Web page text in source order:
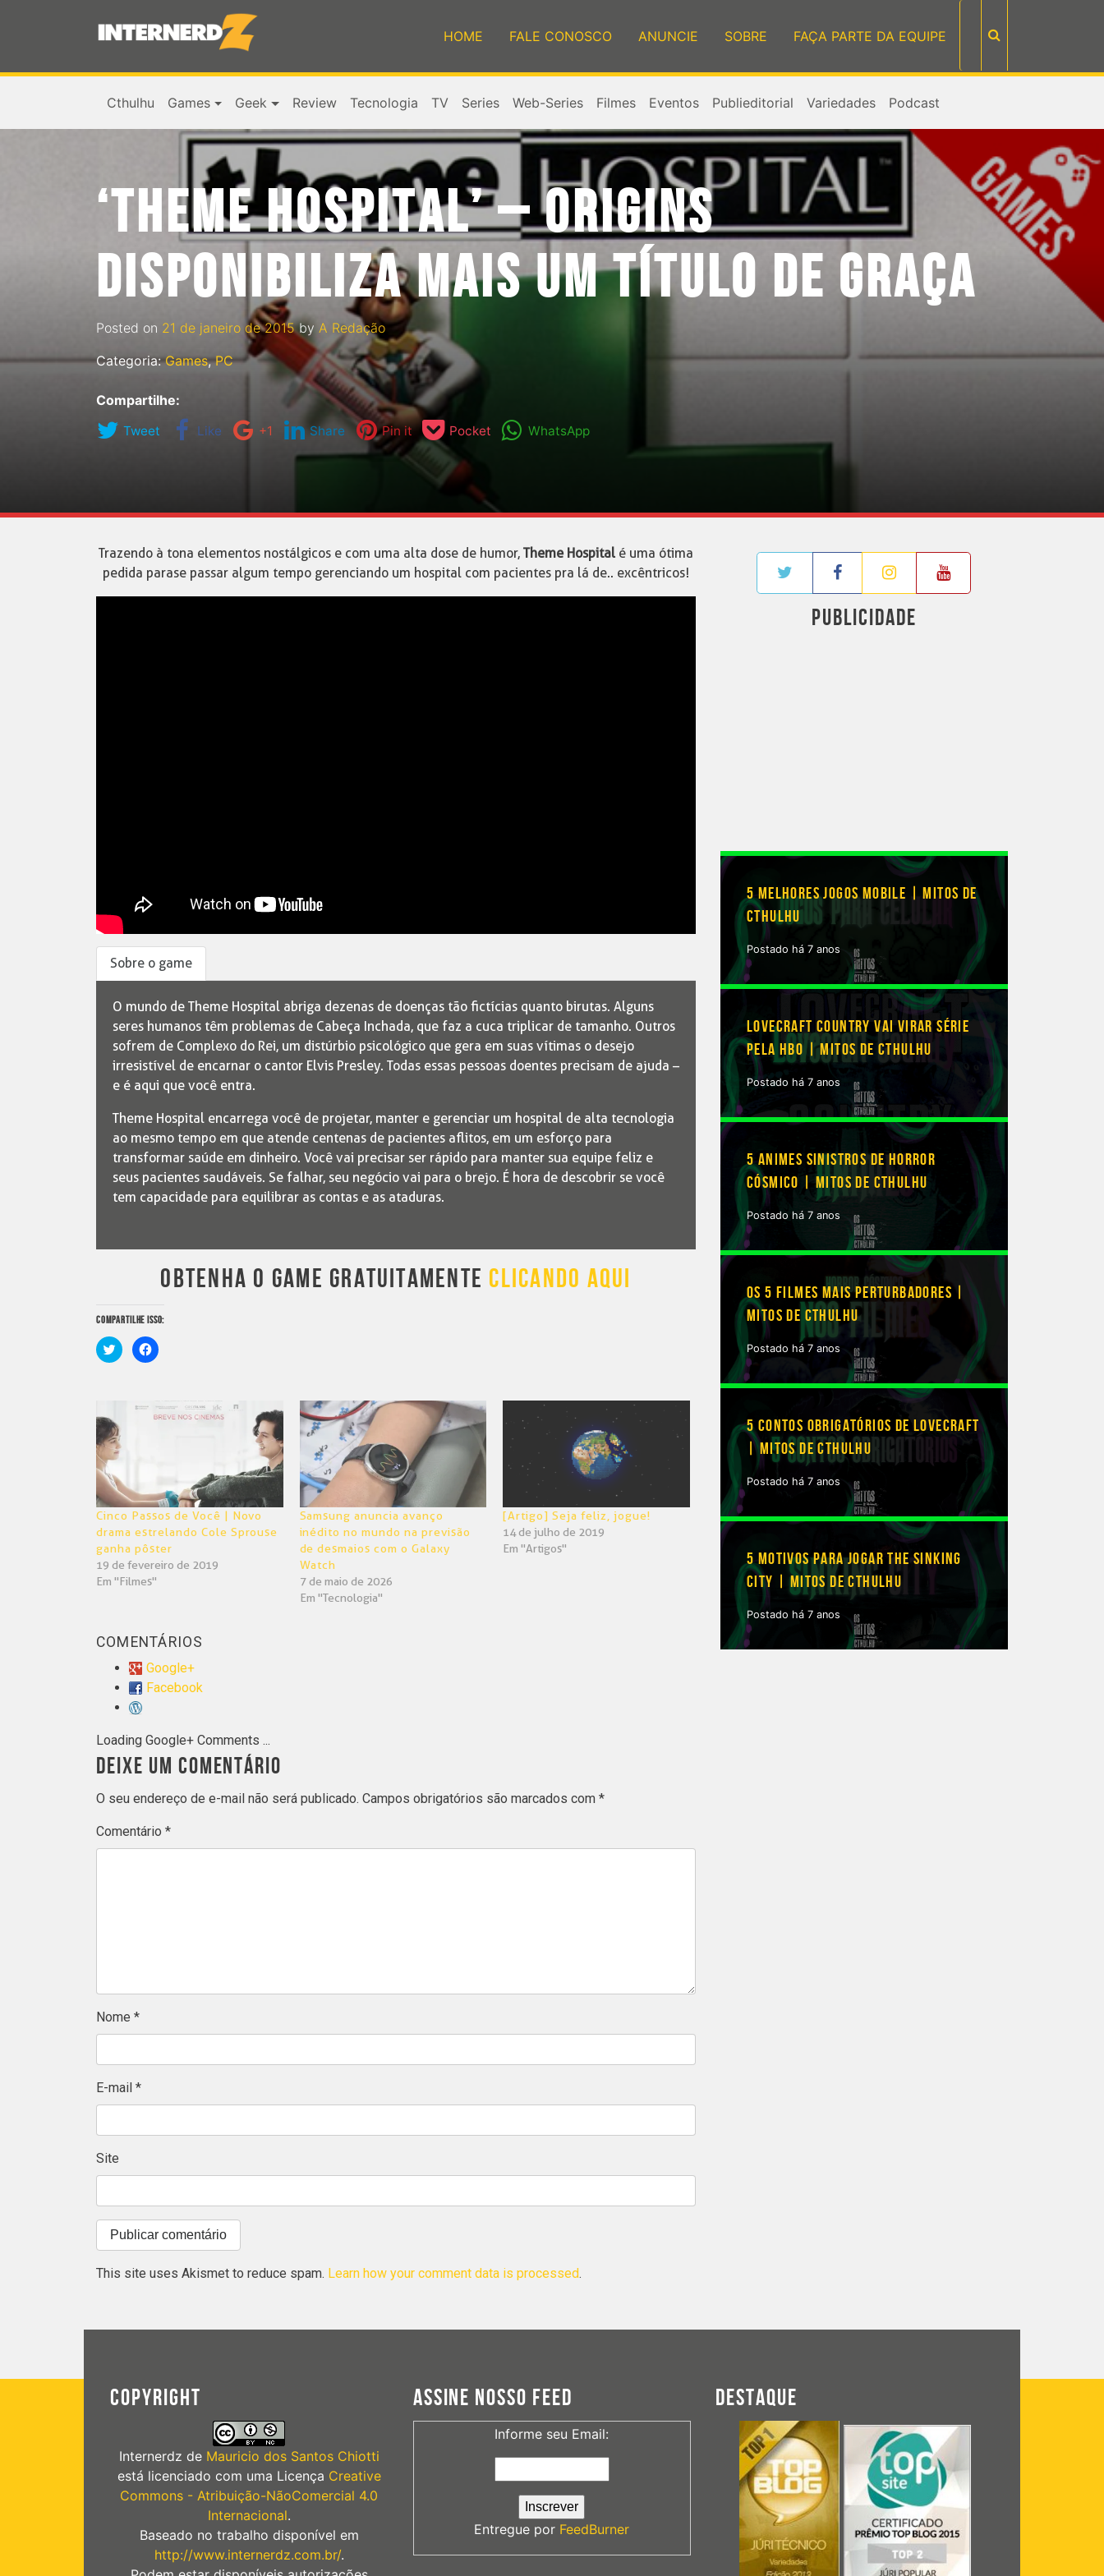
HOME FALE CONOSCO ANUNCIE SOBRE FAÇA PARTE DA EQUIPE
Cthulhu Games Geek Review Tecnologia TV Series Web-Series Filmes Eventos Publieditorial Variedades Podcast
‘THEME HOSPITAL’ – ORIGINS
DISPONIBILIZA MAIS UM TÍTULO DE GRAÇA
Posted on 21 de janeiro de 2015by A Redação
Categoria:Games,PC
Compartilhe:
Tweet Like +1 Share Pin it Pocket WhatsApp
Trazendo à tona elementos nostálgicos e com uma alta dose de humor, Theme Hospital é uma ótima
pedida para se passar algum tempo gerenciando um hospital com pacientes pra lá de.. excêntricos!
Sobre o game
O mundo de Theme Hospital abriga dezenas de doenças tão fictícias quanto birutas. Alguns
seres humanos têm problemas de Cabeça Inchada, que faz a cuca triplicar de tamanho. Outros
sofrem de Complexo do Rei, um distúrbio psicológico que gera em suas vítimas o desejo
irresistível de encarnar o cantor Elvis Presley. Todas essas pessoas doentes precisam de ajuda –
e é aqui que você entra.
Theme Hospital encarrega você de projetar, manter e gerenciar um hospital de alta tecnologia
ao mesmo tempo em que atende centenas de pacientes aflitos, em um esforço para
transformar saúde em dinheiro. Você vai precisar ser rápido para manter sua equipe feliz e
seus pacientes saudáveis. Se falhar, seu negócio vai para o brejo. É hora de descobrir se você
tem capacidade para equilibrar as contas e as ataduras.
OBTENHA O GAME GRATUITAMENTE CLICANDO AQUI
COMPARTILHE ISSO:
Clique
para
nova
janela)
Clique
para
nova
janela)
Cinco Passos de Você | Novo
drama estrelando Cole Sprouse
ganha pôster
19 de fevereiro de 2019
Em "Filmes"
Samsung anuncia avanço
inédito no mundo na previsão
de desmaios com o Galaxy
Watch
7 de maio de 2026
Em "Tecnologia"
[Artigo] Seja feliz, jogue!
14 de julho de 2019
Em "Artigos"
COMENTÁRIOS
Google+
Facebook
Loading Google+ Comments ...
DEIXE UM COMENTÁRIO
O seu endereço de e-mail não será publicado. Campos obrigatórios são marcados com *
Comentário *
Nome *
E-mail *
Site
This site uses Akismet to reduce spam. Learn how your comment data is processed.
PUBLICIDADE
5 MELHORES JOGOS MOBILE | MITOS DE
CTHULHU
Postado há 7 anos
LOVECRAFT COUNTRY VAI VIRAR SÉRIE
PELA HBO | MITOS DE CTHULHU
Postado há 7 anos
5 ANIMES SINISTROS DE HORROR
CÓSMICO | MITOS DE CTHULHU
Postado há 7 anos
OS 5 FILMES MAIS PERTURBADORES |
MITOS DE CTHULHU
Postado há 7 anos
5 CONTOS OBRIGATÓRIOS DE LOVECRAFT
| MITOS DE CTHULHU
Postado há 7 anos
5 MOTIVOS PARA JOGAR THE SINKING
CITY | MITOS DE CTHULHU
Postado há 7 anos
COPYRIGHT
Internerdz de Mauricio dos Santos Chiotti
está licenciado com uma Licença Creative
Commons - Atribuição-NãoComercial 4.0
Internacional.
Baseado no trabalho disponível em
http://www.internerdz.com.br/.
ASSINE NOSSO FEED
Informe seu Email:
Entregue por FeedBurner
DESTAQUE